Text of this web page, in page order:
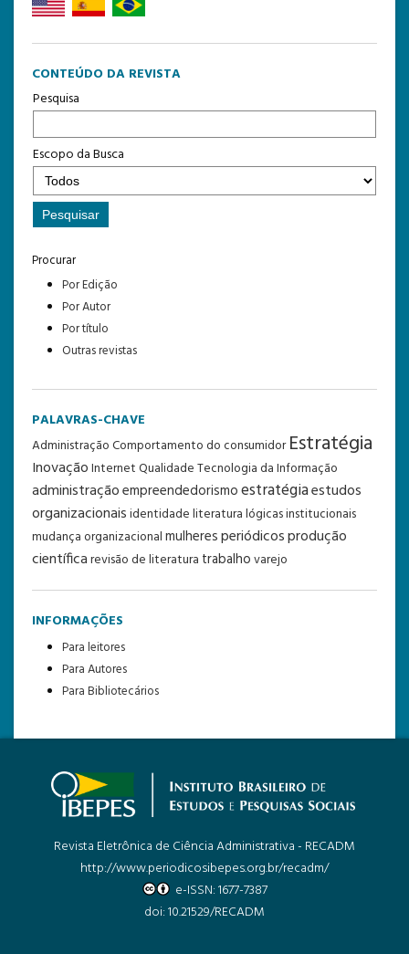
CONTEÚDO DA REVISTA
Pesquisa
Escopo da Busca
Procurar
Por Edição
Por Autor
Por título
Outras revistas
PALAVRAS-CHAVE
AdministraçãoComportamento do consumidor Estratégia
InovaçãoInternetQualidadeTecnologia da Informação
administraçãoempreendedorismoestratégiaestudos
organizacionaisidentidadeliteraturalógicas institucionais
mudança organizacionalmulheresperiódicosprodução
científicarevisão de literatura trabalhovarejo
INFORMAÇÕES
Para leitores
Para Autores
Para Bibliotecários
Revista Eletrônica de Ciência Administrativa - RECADM
http://www.periodicosibepes.org.br/recadm/
e-ISSN: 1677-7387
doi: 10.21529/RECADM